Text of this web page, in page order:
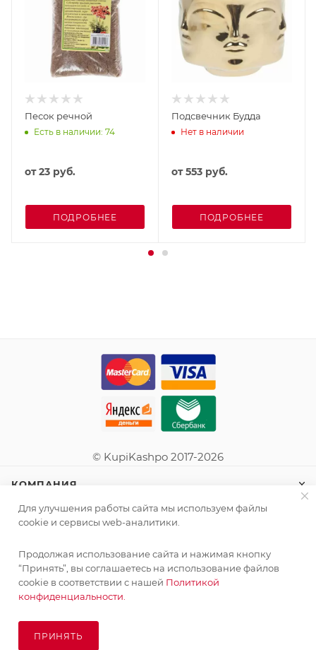
Песок речной
Есть в наличии: 74
от23 руб.
ПОДРОБНЕЕ
Подсвечник Будда
Нет в наличии
от553 руб.
ПОДРОБНЕЕ
© KupiKashpo 2017-2026
КОМПАНИЯ
ИНФОРМАЦИЯ
ПОМОЩЬ
ПОДПИСАТЬСЯ НА РАССЫЛКУ
Для улучшения работы сайта мы используем файлы
cookie и сервисы web-аналитики.
Продолжая использование сайта и нажимая кнопку
“Принять”, вы соглашаетесь на использование файлов
cookie в соответствии с нашей Политикой
конфиденциальности.
ПРИНЯТЬ